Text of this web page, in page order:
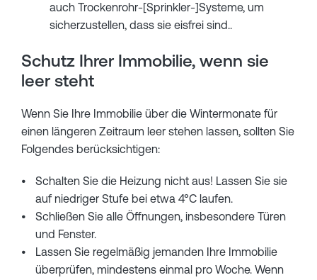
auch Trockenrohr-[Sprinkler-]Systeme, um
sicherzustellen, dass sie eisfrei sind..
Schutz Ihrer Immobilie, wenn sie
leer steht
Wenn Sie Ihre Immobilie über die Wintermonate für
einen längeren Zeitraum leer stehen lassen, sollten Sie
Folgendes berücksichtigen:
Schalten Sie die Heizung nicht aus! Lassen Sie sie
auf niedriger Stufe bei etwa 4°C laufen.
Schließen Sie alle Öffnungen, insbesondere Türen
und Fenster.
Lassen Sie regelmäßig jemanden Ihre Immobilie
überprüfen, mindestens einmal pro Woche. Wenn